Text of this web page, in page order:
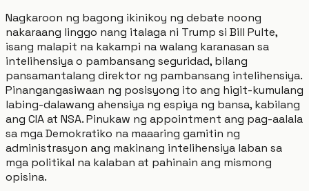
Nagkaroon ng bagong ikinikoy ng debate noong
nakaraang linggo nang italaga ni Trump si Bill Pulte,
isang malapit na kakampi na walang karanasan sa
intelihensiya o pambansang seguridad, bilang
pansamantalang direktor ng pambansang intelihensiya.
Pinangangasiwaan ng posisyong ito ang higit-kumulang
labing-dalawang ahensiya ng espiya ng bansa, kabilang
ang CIA at NSA. Pinukaw ng appointment ang pag-aalala
sa mga Demokratiko na maaaring gamitin ng
administrasyon ang makinang intelihensiya laban sa
mga politikal na kalaban at pahinain ang mismong
opisina.